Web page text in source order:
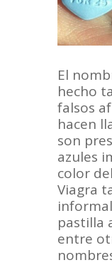
El
hecho
falsos
hacen
son
azules
color
Viagra
pastilla
entre